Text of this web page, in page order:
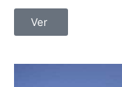
Ver